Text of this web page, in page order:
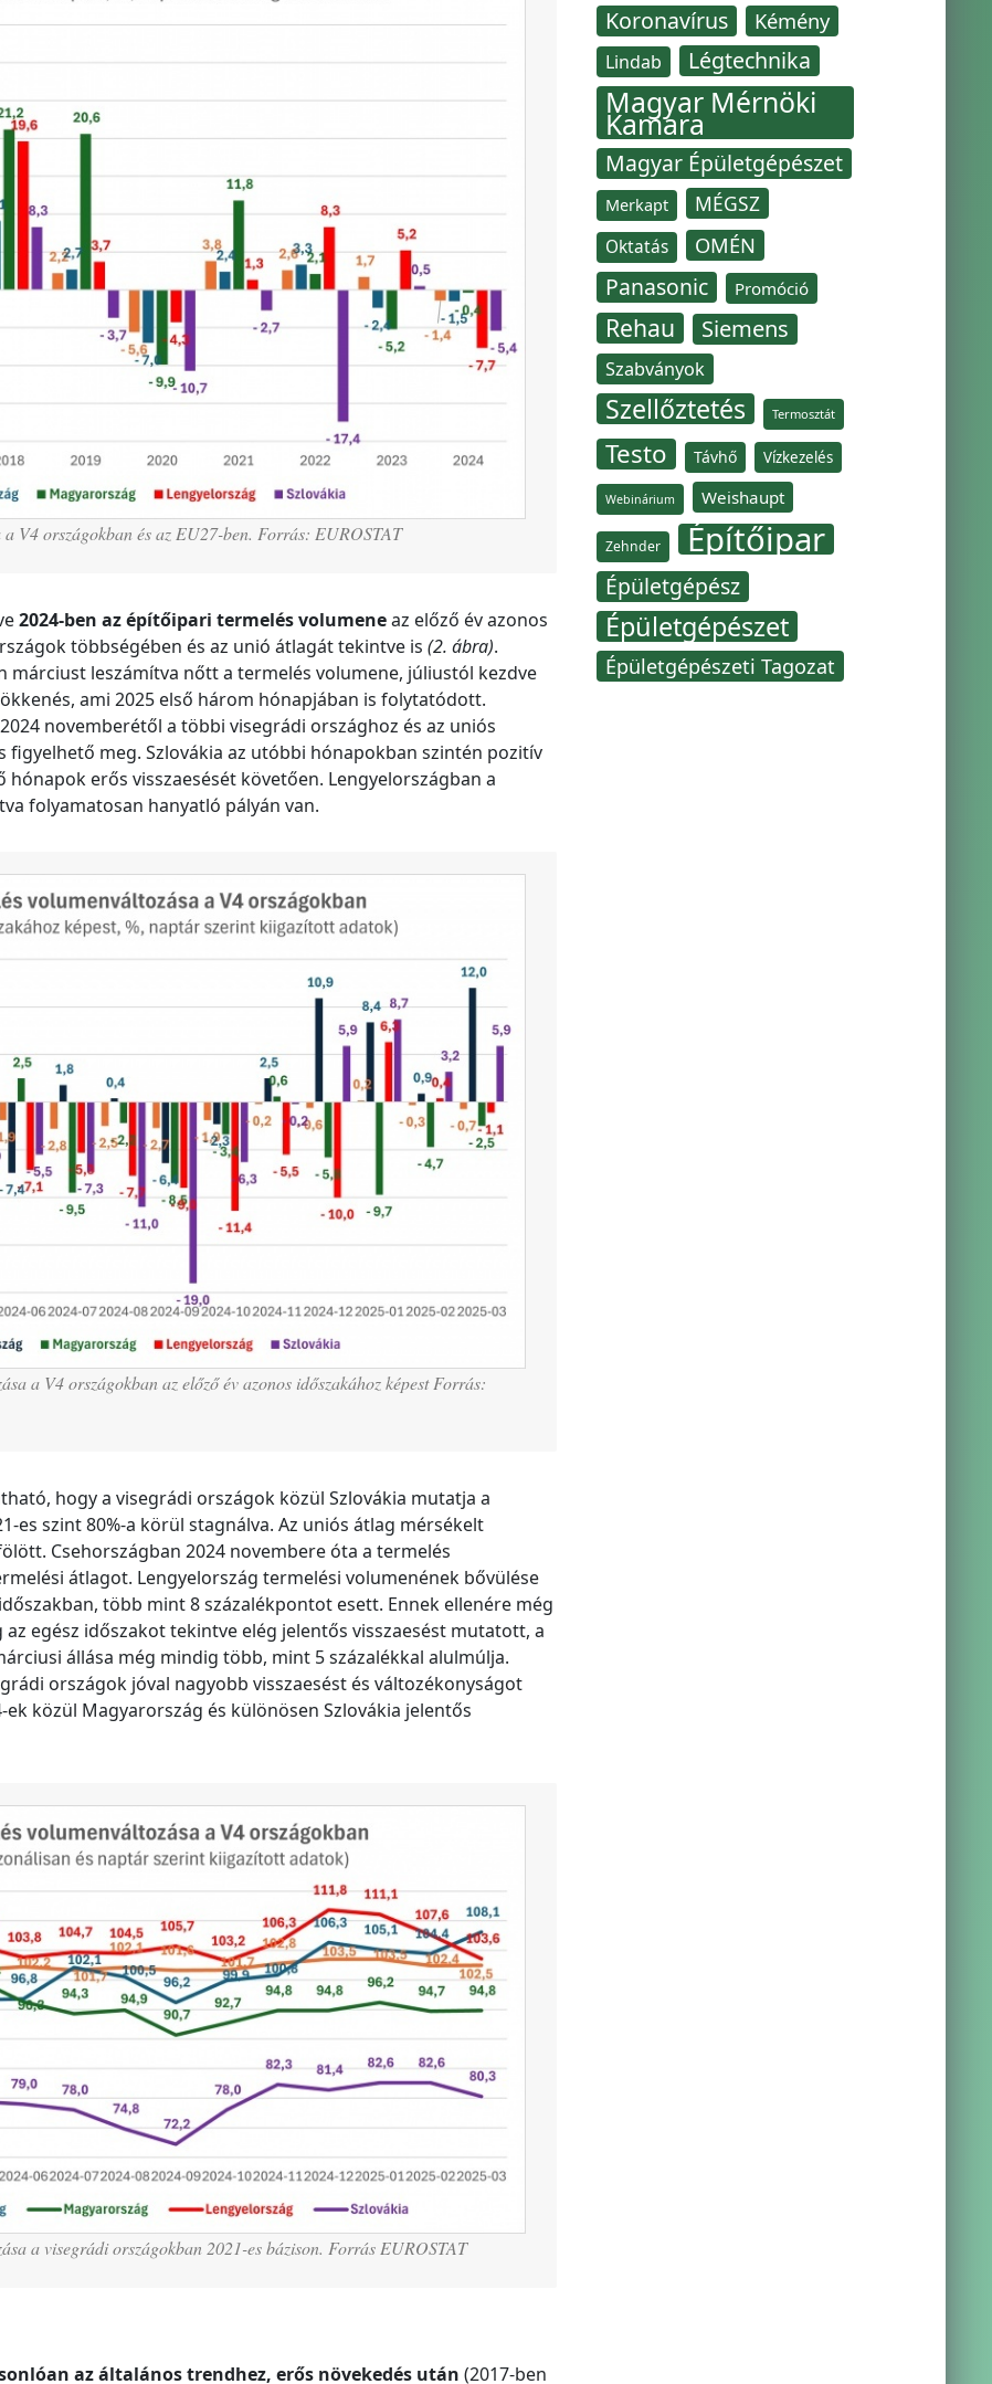
V4 országokban és az EU27-ben. Forrás: EUROSTAT
2024-ben az építőipari termelés volumeneaz előző év azonos
többségében és az unió átlagát tekintve is (2. ábra).
márciust leszámítva nőtt a termelés volumene, júliustól kezdve
ami 2025 első három hónapjában is folytatódott.
novemberétől a többi visegrádi országhoz és az uniós
meg. Szlovákia az utóbbi hónapokban szintén pozitív
erős visszaesését követően. Lengyelországban a
folyamatosan hanyatló pályán van.
a V4 országokban az előző év azonos időszakához képest Forrás:
hogy a visegrádi országok közül Szlovákia mutatja a
es szint 80%-a körül stagnálva. Az uniós átlag mérsékelt
Csehországban 2024 novembere óta a termelés
átlagot. Lengyelország termelési volumenének bővülése
több mint 8 százalékpontot esett. Ennek ellenére még
egész időszakot tekintve elég jelentős visszaesést mutatott, a
állása még mindig több, mint 5 százalékkal alulmúlja.
országok jóval nagyobb visszaesést és változékonyságot
közül Magyarország és különösen Szlovákia jelentős
a visegrádi országokban 2021-es bázison. Forrás EUROSTAT
az általános trendhez, erős növekedés után (2017-ben
Koronavírus Kémény
Lindab Légtechnika
Magyar Mérnöki
Kamara
Magyar Épületgépészet
Merkapt MÉGSZ
Oktatás OMÉN
Panasonic Promóció
Rehau Siemens
Szabványok
Szellőztetés Termosztát
Testo Távhő Vízkezelés
Webinárium Weishaupt
Zehnder Építőipar
Épületgépész
Épületgépészet
Épületgépészeti Tagozat